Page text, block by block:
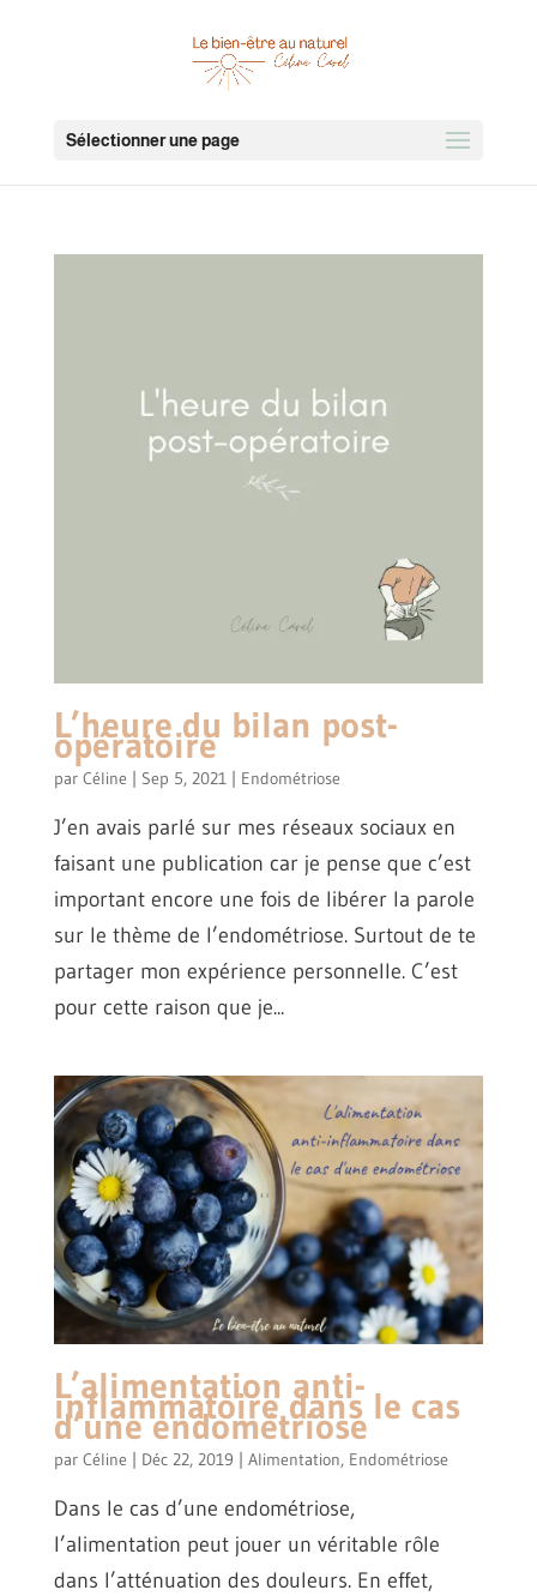
Sélectionner une page
L’heure du bilan post-
opératoire
par Céline Sep 5, 2021| Endométriose
J’en avais parlé sur mes réseaux sociaux en
faisant une publication car je pense que c’est
important encore une fois de libérer la parole
sur le thème de l’endométriose. Surtout de te
partager mon expérience personnelle. C’est
pour cette raison que je...
L’alimentation anti-
inflammatoire dans le cas
d’une endométriose
par Céline Déc 22, 2019 Alimentation, Endométriose
Dans le cas d’une endométriose,
l’alimentation peut jouer un véritable rôle
dans l’atténuation des douleurs. En effet,